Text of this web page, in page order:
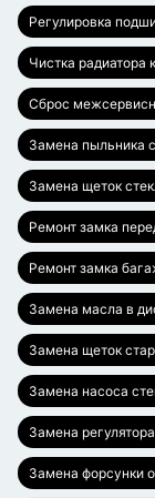
Регулировка
Чистка радиатора
Сброс
Замена пыльника
Замена щеток
Ремонт замка
Ремонт замка
Замена масла в
Замена щеток
Замена насоса
Замена
Замена форсунки